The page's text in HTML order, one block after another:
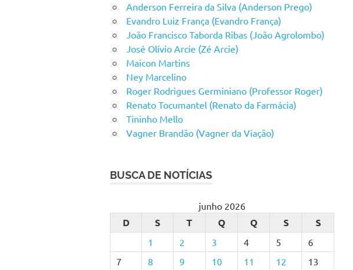
Anderson Ferreira da Silva (Anderson Prego)
Evandro Luiz França (Evandro França)
João Francisco Taborda Ribas (João Agrolombo)
José Olívio Arcie (Zé Arcie)
Maicon Martins
Ney Marcelino
Roger Rodrigues Germiniano (Professor Roger)
Renato Tocumantel (Renato da Farmácia)
Tininho Mello
Vagner Brandão (Vagner da Viação)
BUSCA DE NOTÍCIAS
junho 2026
D S T Q Q S S
1 2 3 4 5
6
7
8 9 10 11 12
13